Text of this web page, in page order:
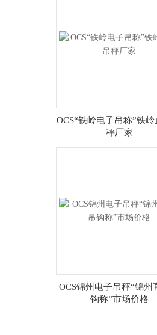
OCS“铁岭电子吊称”铁
秤厂家
OCS锦州电子吊秤“锦州
钩称”市场价格